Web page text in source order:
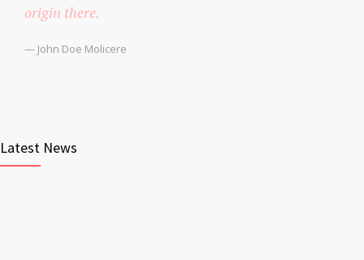
origin there.
— John Doe Molicere
Latest News